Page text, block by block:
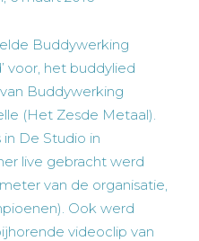
Buddywerking
voor, het buddylied
Buddywerking
(Het Zesde Metaal).
De Studio in
live gebracht werd
van de organisatie,
Ook werd
videoclip van